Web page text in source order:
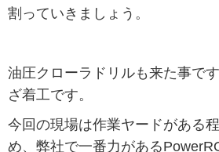
割っていきましょう。
油圧クローラドリルも来た事で
ざ着工です。
今回の現場は作業ヤードがある
め、弊社で一番力がある